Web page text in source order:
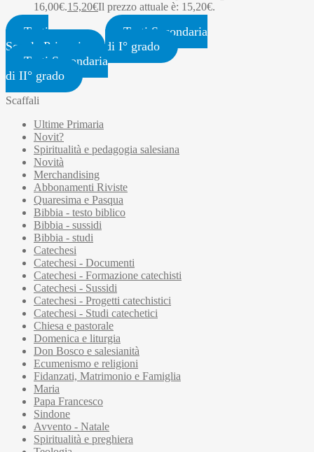
16,00€.15,20€Il prezzo attuale è: 15,20€.
Testi
Scuola Primaria
Testi Secondaria
di I° grado
Testi Secondaria
di II° grado
Scaffali
Ultime Primaria
Novit?
Spiritualità e pedagogia salesiana
Novità
Merchandising
Abbonamenti Riviste
Quaresima e Pasqua
Bibbia - testo biblico
Bibbia - sussidi
Bibbia - studi
Catechesi
Catechesi - Documenti
Catechesi - Formazione catechisti
Catechesi - Sussidi
Catechesi - Progetti catechistici
Catechesi - Studi catechetici
Chiesa e pastorale
Domenica e liturgia
Don Bosco e salesianità
Ecumenismo e religioni
Fidanzati, Matrimonio e Famiglia
Maria
Papa Francesco
Sindone
Avvento - Natale
Spiritualità e preghiera